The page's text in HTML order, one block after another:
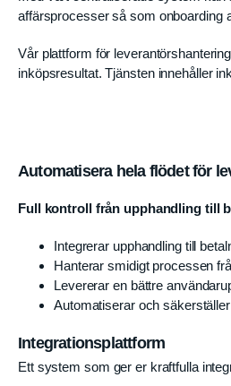
affärsprocesser så som onboarding
Vår plattform för
inköpsresultat. Tjänsten innehåller
Automatisera hela flödet för
Full kontroll från upphandling till
Integrerar upphandling till
Hanterar smidigt processen
Levererar en bättre
Automatiserar och
Integrationsplattform
Ett system som ger er kraftfulla